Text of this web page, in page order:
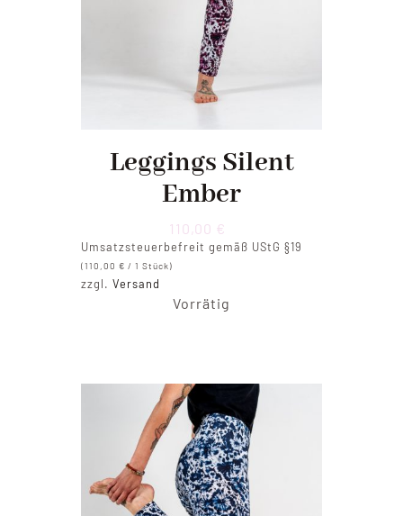
Leggings Silent
Ember
110,00 €
Umsatzsteuerbefreit gemäß UStG §19
(110,00€ / 1 Stück)
zzgl.Versand
Vorrätig